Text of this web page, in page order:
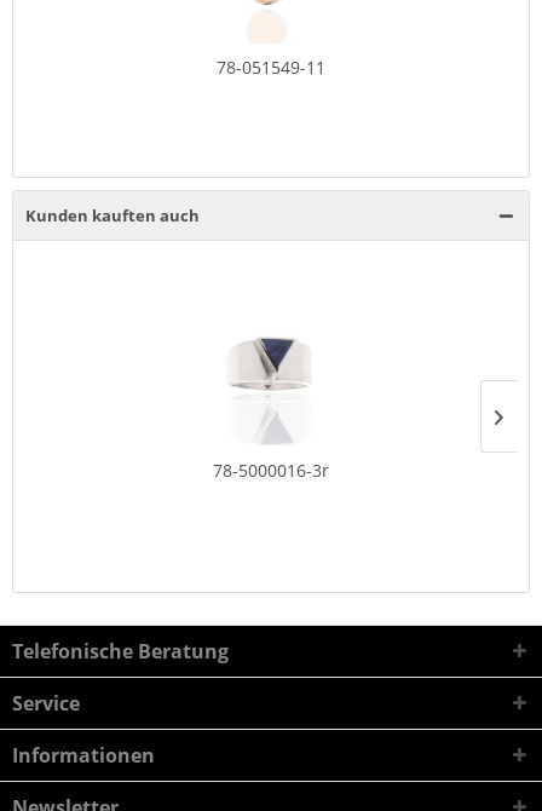
78-051549-11
Kunden kauften auch
78-5000016-3r
Telefonische Beratung
Service
Informationen